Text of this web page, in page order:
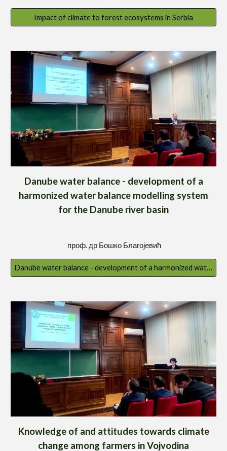
Impact of climate to forest ecosystems in Serbia
Danube water balance - development of a
harmonized water balance modelling system
for the Danube river basin
проф. др Бошко Благојевић
Danube water balance - development of a harmonized water balance modelling system for the Danube river basin
Knowledge of and attitudes towards climate
change among farmers in Vojvodina